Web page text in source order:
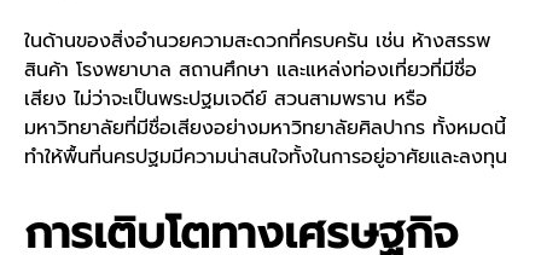
ในด้านของสิ่งอำนวยความสะดวกที่ครบครัน เช่น ห้างสรรพ
สินค้า โรงพยาบาล สถานศึกษา และแหล่งท่องเที่ยวที่มีชื่อ
เสียง ไม่ว่าจะเป็นพระปฐมเจดีย์ สวนสามพราน หรือ
มหาวิทยาลัยที่มีชื่อเสียงอย่างมหาวิทยาลัยศิลปากร ทั้งหมดนี้
ทำให้พื้นที่นครปฐมมีความน่าสนใจทั้งในการอยู่อาศัยและลงทุน
การเติบโตทางเศรษฐกิจ